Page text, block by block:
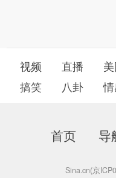
视频 直播
搞笑
八卦
首页 导
Sina.cn(京